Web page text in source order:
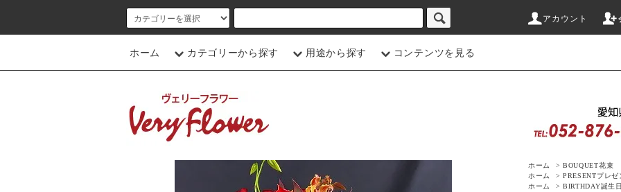
アカウント
ホーム カテゴリーから探す 用途から探す コンテンツを見る
ホーム > BOUQUET花束
ホーム
> PRESENTプレゼ
ホーム
> BIRTHDAY誕生